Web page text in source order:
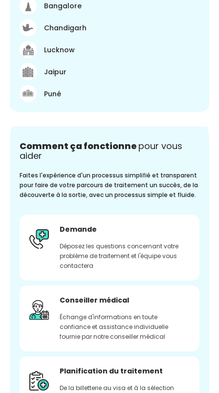
Bangalore
Chandigarh
Lucknow
Jaipur
Puné
Comment ça fonctionne pour vous
aider
Faites l'expérience d'un processus simplifié et transparent
pour faire de votre parcours de traitement un succès, de la
découverte à la sortie, avec un processus simple et fluide.
Demande
Déposez les questions concernant votre
problème de traitement et l'équipe vous
contactera
Conseiller médical
Échange d'informations en toute
confiance et assistance individuelle
fournie par notre conseiller médical
Planification du traitement
De la billetterie au visa et à la sélection